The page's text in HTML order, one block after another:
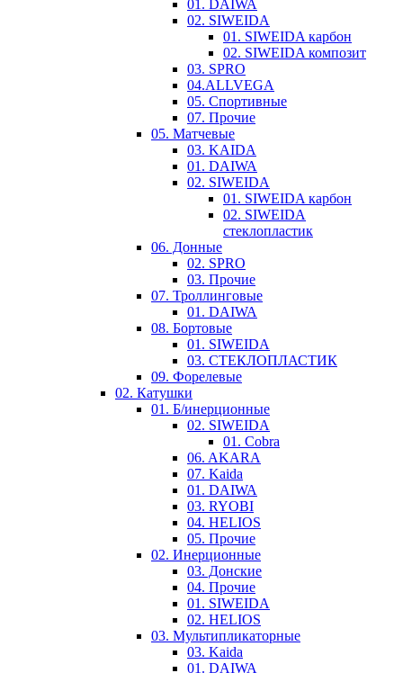
01. DAIWA
02. SIWEIDA
01. SIWEIDA карбон
02. SIWEIDA композит
03. SPRO
04.ALLVEGA
05. Спортивные
07. Прочие
05. Матчевые
03. KAIDA
01. DAIWA
02. SIWEIDA
01. SIWEIDA карбон
02. SIWEIDA
стеклопластик
06. Донные
02. SPRO
03. Прочие
07. Троллинговые
01. DAIWA
08. Бортовые
01. SIWEIDA
03. СТЕКЛОПЛАСТИК
09. Форелевые
02. Катушки
01. Б/инерционные
02. SIWEIDA
01. Cobra
06. AKARA
07. Kaida
01. DAIWA
03. RYOBI
04. HELIOS
05. Прочие
02. Инерционные
03. Донские
04. Прочие
01. SIWEIDA
02. HELIOS
03. Мультипликаторные
03. Kaida
01. DAIWA